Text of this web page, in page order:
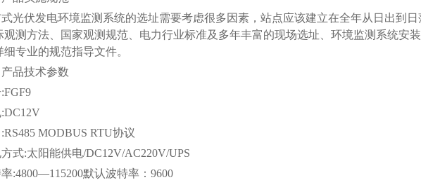
伏发电环境监测系统的选址需要考虑很多因素，站点应该建立在全年从日出到日
观测方法、国家观测规范、电力行业标准及多年丰富的现场选址、环境监测系统安
专业的规范指导文件。
技术参数
MODBUS RTU协议
:太阳能供电/DC12V/AC220V/UPS
默认波特率：9600